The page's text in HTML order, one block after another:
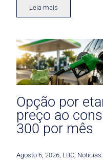
Leia mais
Opção por
preço ao
300 por mês
Agosto 6, 2026 LBC Noticias